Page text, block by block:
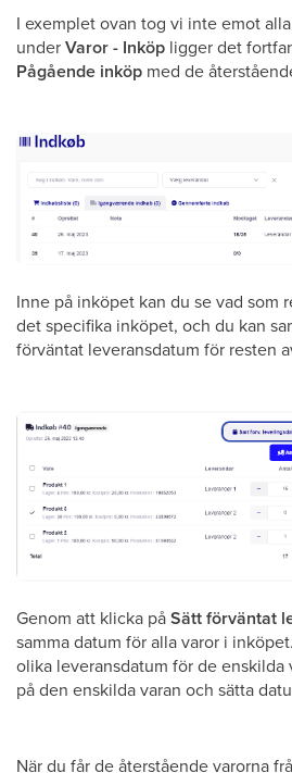
I exemplet ovan tog vi inte emot
underVaror - Inköp ligger det
Pågående inköp med de
Inne på inköpet kan du se vad som
det specifika inköpet, och du kan
förväntat leveransdatum för resten
Genom att klicka påSätt förväntat
samma datum för alla varor i
olika leveransdatum för de enskilda
på den enskilda varan och sätta
När du får de återstående varorna